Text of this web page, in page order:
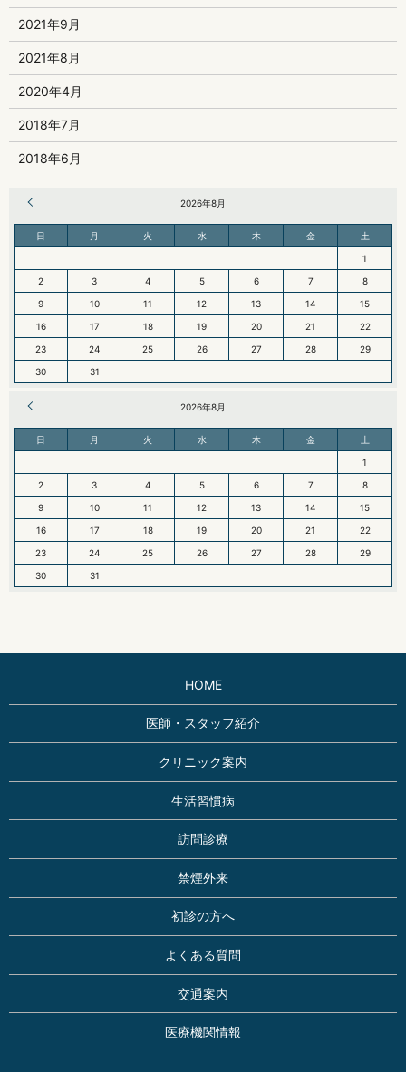
2021年9月
2021年8月
2020年4月
2018年7月
2018年6月
2026年8月
日 月 火 水 木 金 土
1
2 3 4 5 6 7 8
9 10 11 12 13 14 15
16 17 18 19 20 21 22
23 24 25 26 27 28 29
30 31
2026年8月
日 月 火 水 木 金 土
1
2 3 4 5 6 7 8
9 10 11 12 13 14 15
16 17 18 19 20 21 22
23 24 25 26 27 28 29
30 31
HOME
医師・スタッフ紹介
クリニック案内
生活習慣病
訪問診療
禁煙外来
初診の方へ
よくある質問
交通案内
医療機関情報